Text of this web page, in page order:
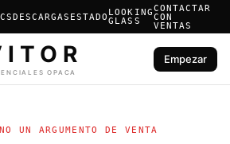
DESCARGAS ESTADO LOOKING
GLASS
CONTACTAR
CON
VENTAS
Empezar
UN ARGUMENTO DE VENTA